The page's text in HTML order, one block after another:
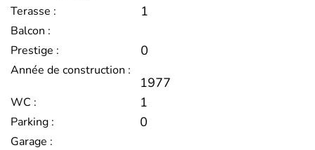
Terasse :
1
Balcon :
Prestige :
0
Année de construction :
1977
WC : 1
Parking : 0
Garage :